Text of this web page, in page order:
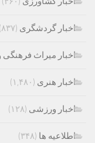
اخبار گردشگری (۸۳۷)
اخبار میراث
اخبار هنری (۱,۴۸۰)
اخبار ورزشی (۱۲۸)
اطلاعیه ها (۳۴۸)